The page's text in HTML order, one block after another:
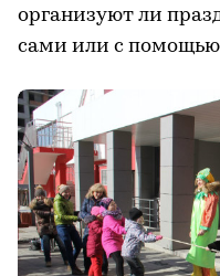
организуют ли
сами или с